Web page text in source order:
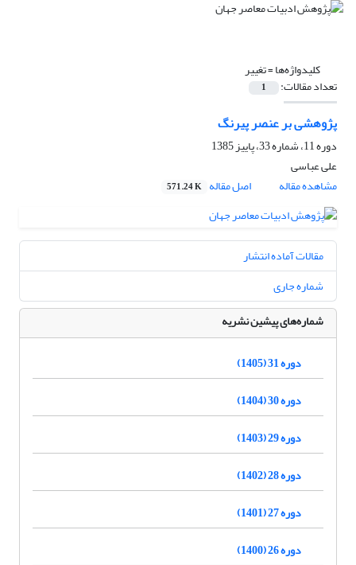
کلیدواژه‌ها =تغییر
تعداد مقالات: 1
پژوهشی بر عنصر پیرنگ
دوره 11، شماره 33، پاییز 1385
علی عباسی
مشاهده مقاله
اصل مقاله 571.24 K
مقالات آماده انتشار
شماره جاری
شماره‌های پیشین نشریه
دوره 31 (1405)
دوره 30 (1404)
دوره 29 (1403)
دوره 28 (1402)
دوره 27 (1401)
دوره 26 (1400)